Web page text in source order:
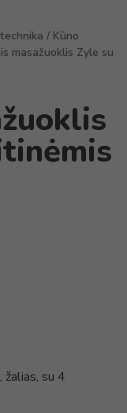
/ Kūno
masažuoklis Zyle su
su 4